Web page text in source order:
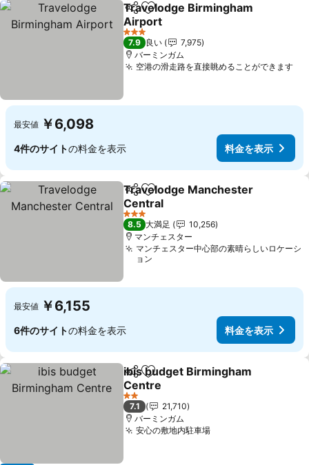
シェアお気に入りに追加
Travelodge Birmingham
Airport
料金を表示
3 ホテルのランク
7.9 良い
7,975
バーミンガム
空港の滑走路を直接眺めることができます料
最安値 ￥6,098
4件のサイトの料金を表示 料金を表示
シェアお気に入りに追加
Travelodge Manchester
Central
料金を表示
3 ホテルのランク
8.5 大満足
10,256
マンチェスター
マンチェスター中心部の素晴らしいロケーシ
ョン
最安値 ￥6,155
6件のサイトの料金を表示 料金を表示
シェアお気に入りに追加
ibis budget Birmingham
Centre
料金を表示
2 ホテルのランク
7.1
21,710
バーミンガム
安心の敷地内駐車場料金を表示